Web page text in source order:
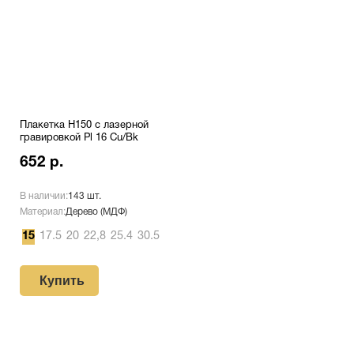
Плакетка H150 с лазерной
гравировкой Pl 16 Cu/Bk
652 р.
В наличии:143 шт.
Материал:Дерево (МДФ)
15 17.5 20 22,8 25.4 30.5
Купить